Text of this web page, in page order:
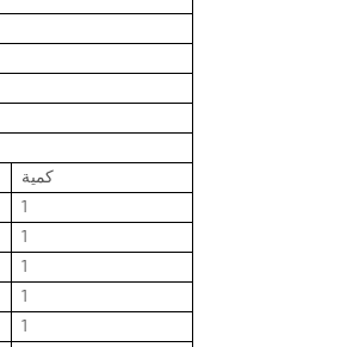
كمية
1
1
1
1
1